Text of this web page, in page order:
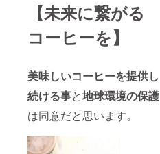
【未来に繋がる
コーヒーを】
美味しいコーヒーを提供し
続ける事と地球環境の保護
は同意だと思います。